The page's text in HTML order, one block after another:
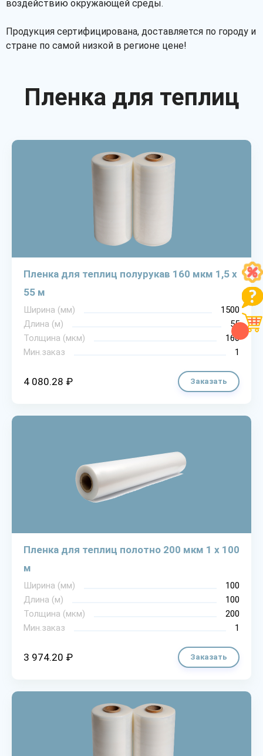
воздействию окружающей среды.
Продукция сертифицирована, доставляется по городу и
стране по самой низкой в регионе цене!
Пленка для теплиц
Пленка для теплиц полурукав 160 мкм 1,5 х
55 м
Ширина (мм)
1500
Длина (м)
55
Толщина (мкм)
160
Мин.заказ
1
4 080.28 ₽ Заказать
Пленка для теплиц полотно 200 мкм 1 х 100
м
Ширина (мм)
100
Длина (м)
100
Толщина (мкм)
200
Мин.заказ
1
3 974.20 ₽ Заказать